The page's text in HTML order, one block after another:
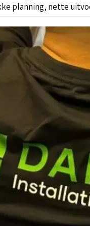
planning, nette